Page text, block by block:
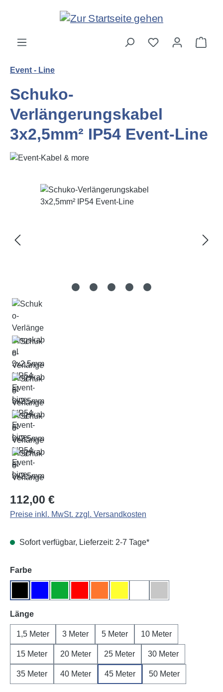
Zum Hauptinhalt springen
Event - Line
Schuko-
Verlängerungskabel
3x2,5mm² IP54 Event-Line
Bildergalerie überspringen
Regulärer Preis:
112,00 €
Preise inkl. MwSt. zzgl. Versandkosten
Sofort verfügbar, Lieferzeit: 2-7 Tage*
Farbeauswählen
Längeauswählen
1,5 Meter 3 Meter 5 Meter 10 Meter
15 Meter 20 Meter 25 Meter 30 Meter
35 Meter 40 Meter 45 Meter 50 Meter